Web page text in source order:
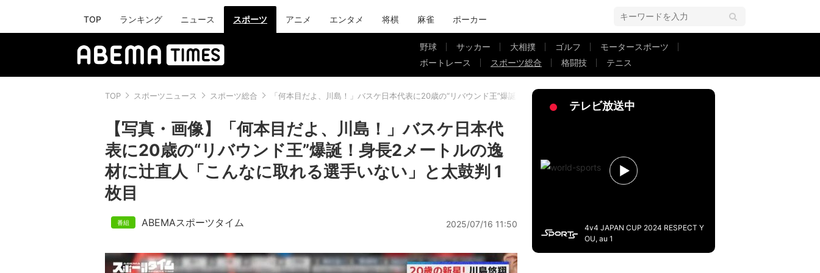
TOP ランキング ニュース スポーツ アニメ エンタメ 将棋 麻雀 ポーカー
野球 サッカー 大相撲 ゴルフ
モータースポーツ
ボートレース
スポーツ総合 格闘技 テニス
TOP スポーツニュース スポーツ総合 「何本目だよ、川島！」バスケ日本代表に20歳の“リバウンド王”爆誕！身長2メートルの逸材に辻直人「こんなに取れる選手いない」と太鼓判
【写真・画像】「何本目だよ、川島！」バスケ日本代
表に20歳の“リバウンド王”爆誕！身長2メートルの逸
材に辻直人「こんなに取れる選手いない」と太鼓判 1
枚目
ABEMAスポーツタイム 2025/07/16 11:50
テレビ放送中
4v4 JAPAN CUP 2024 RESPECT Y
OU, au 1